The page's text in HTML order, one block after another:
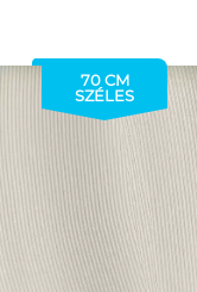
70 CM
SZÉLES